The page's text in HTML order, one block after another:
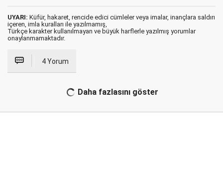
UYARI: Küfür, hakaret, rencide edici cümleler veya imalar, inançlara saldırı
içeren, imla kuralları ile yazılmamış,
Türkçe karakter kullanılmayan ve büyük harflerle yazılmış yorumlar
onaylanmamaktadır.
4 Yorum
Daha fazlasını göster